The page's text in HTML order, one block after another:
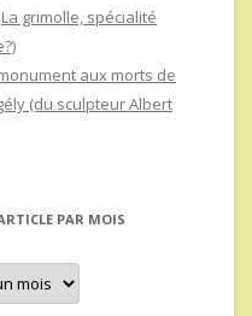
La grimolle, spécialité
aux morts de
(du sculpteur Albert
PAR MOIS